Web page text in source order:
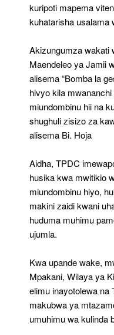
kuripoti mapema
kuhatarisha usalama
Akizungumza wakati
Maendeleo ya Jamii
alisema “Bomba la
hivyo kila
miundombinu hii na
shughuli zisizo za
alisema Bi. Hoja
Aidha, TPDC
husika kwa mwitikio
miundombinu hiyo,
makini zaidi kwani
huduma muhimu
ujumla.
Kwa upande wake,
Mpakani, Wilaya ya
elimu inayotolewa na
makubwa ya
umuhimu wa kulinda